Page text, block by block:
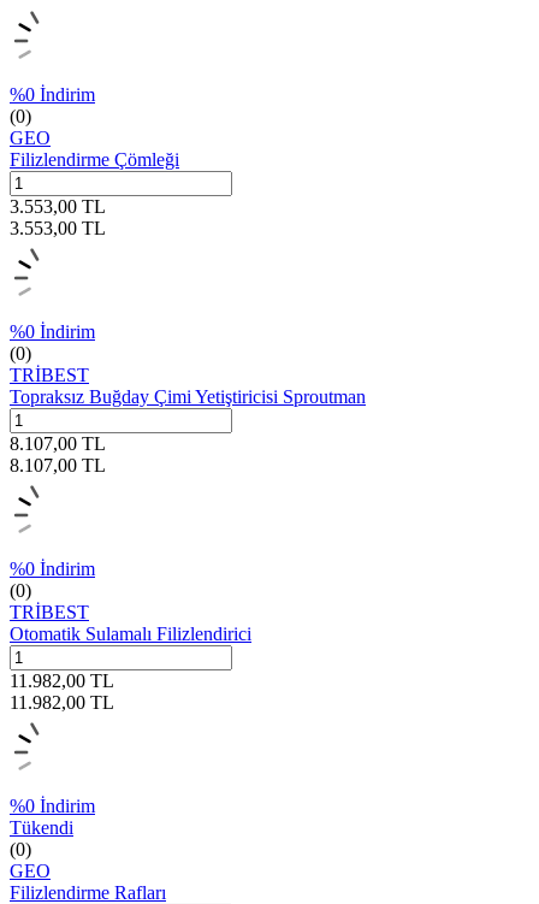
%0 İndirim
(0)
GEO
Filizlendirme Çömleği
3.553,00 TL
3.553,00 TL
%0 İndirim
(0)
TRİBEST
Topraksız Buğday Çimi Yetiştiricisi Sproutman
8.107,00 TL
8.107,00 TL
%0 İndirim
(0)
TRİBEST
Otomatik Sulamalı Filizlendirici
11.982,00 TL
11.982,00 TL
%0 İndirim
Tükendi
(0)
GEO
Filizlendirme Rafları